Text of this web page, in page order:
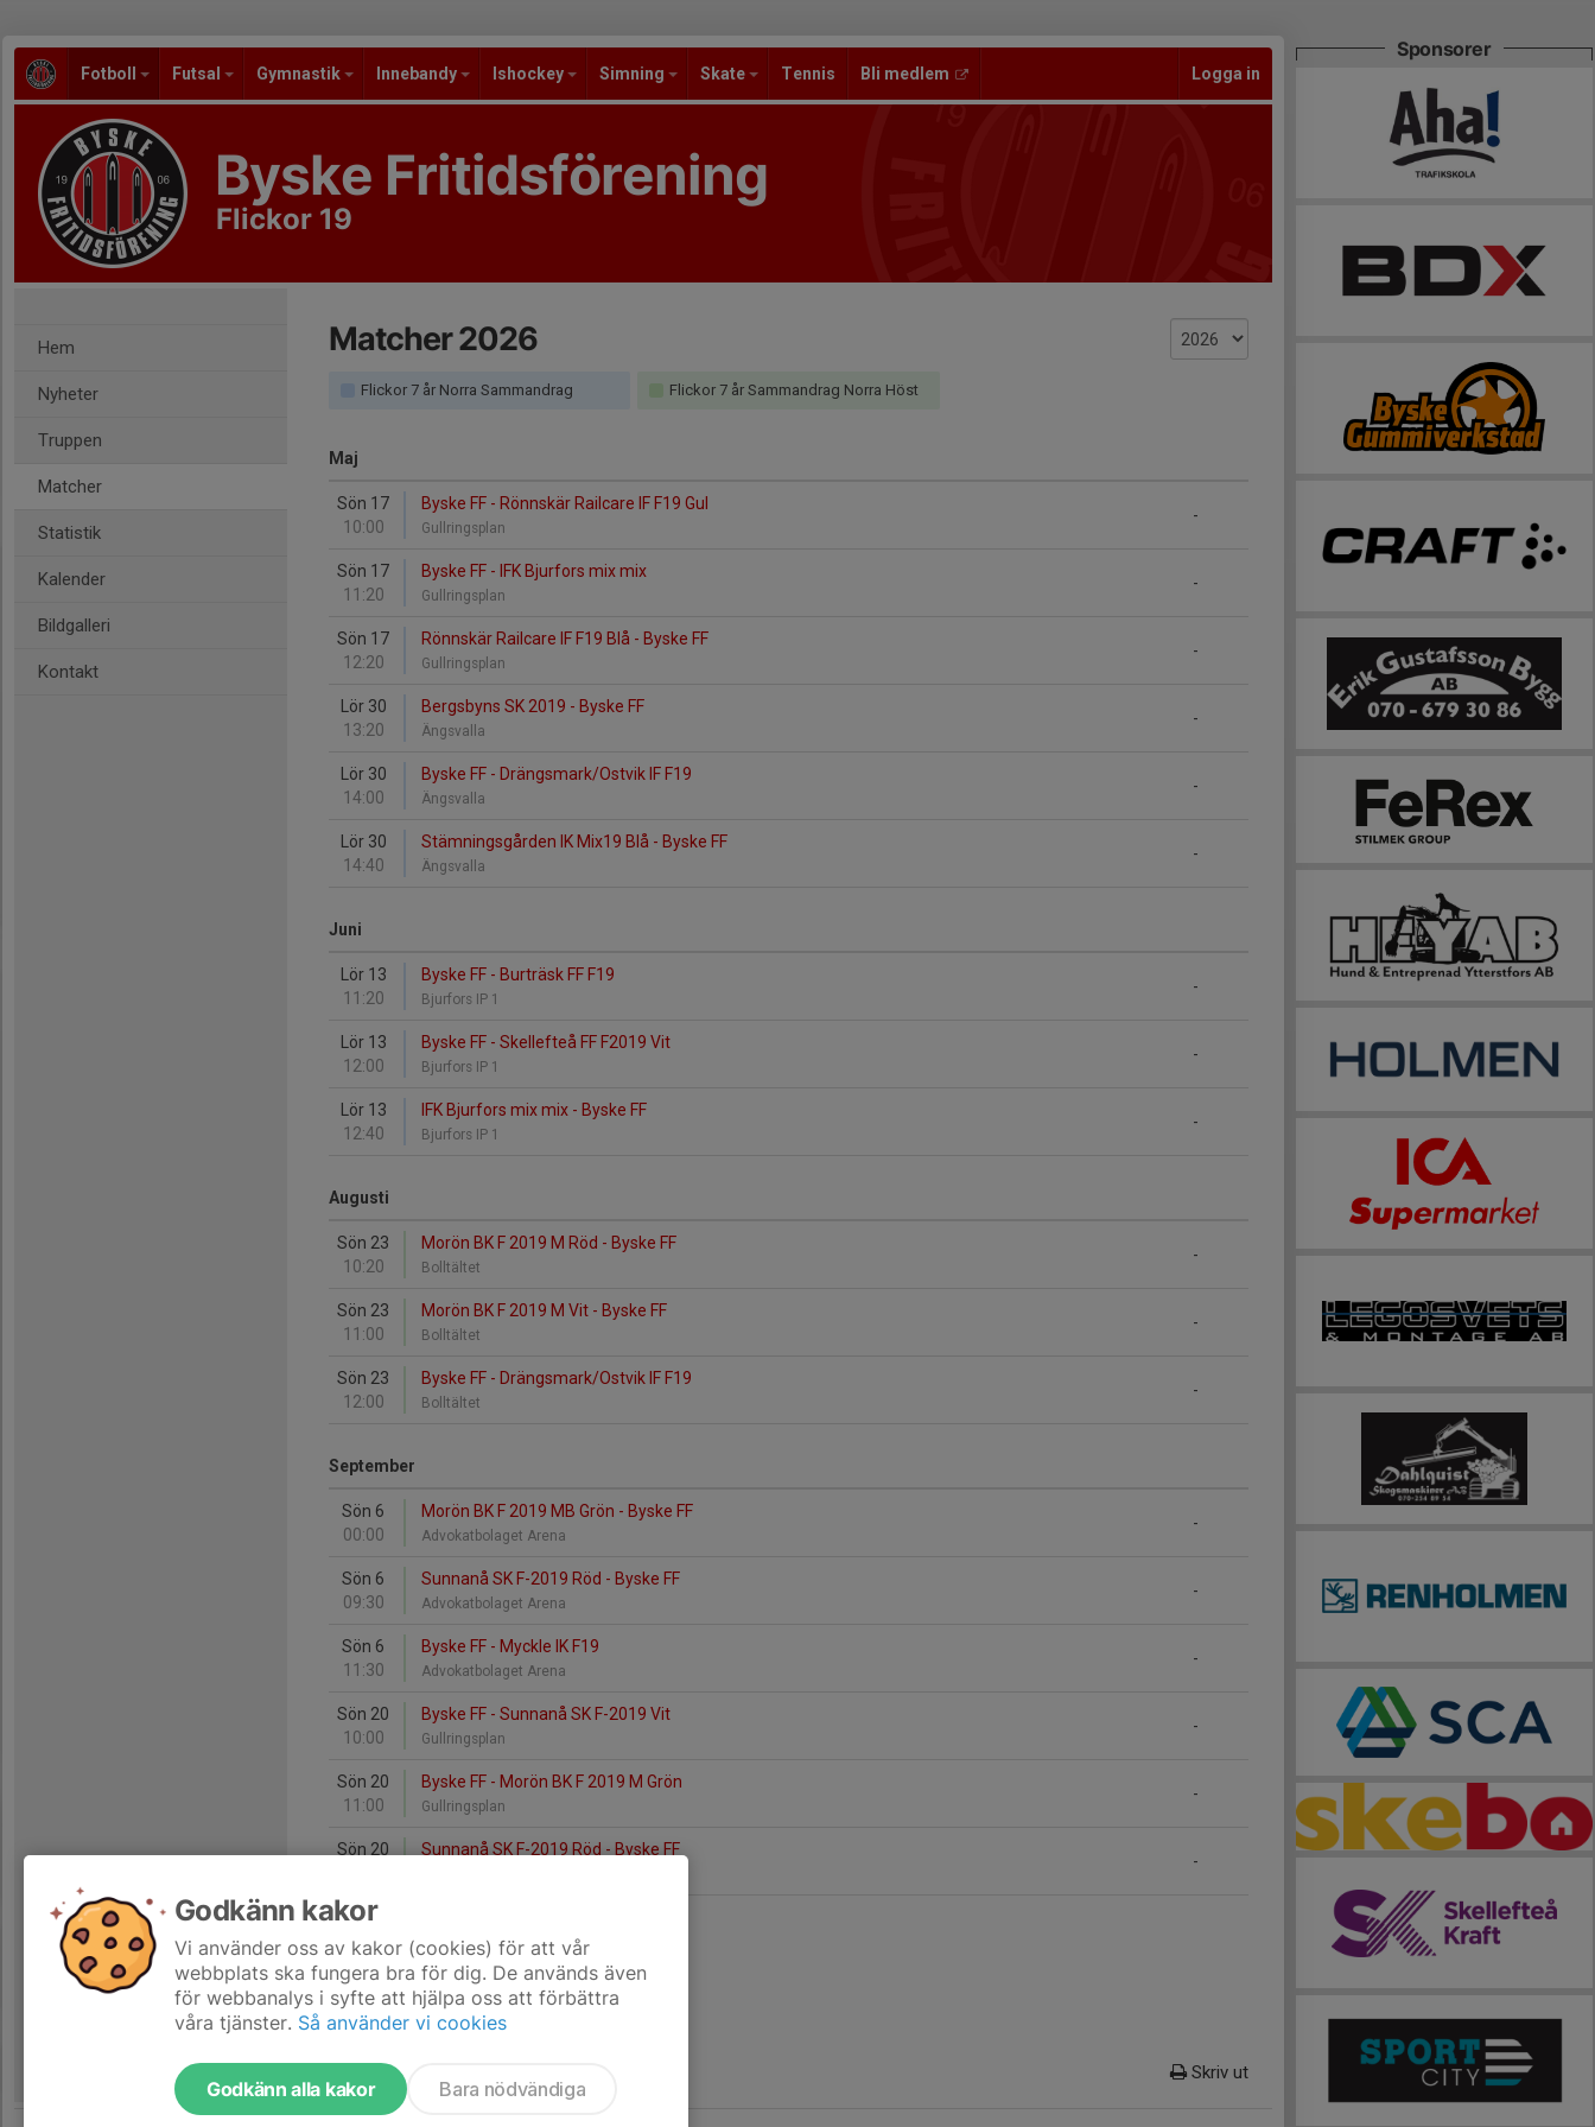
Fotboll Futsal Gymnastik Innebandy Ishockey Simning Skate Tennis Bli medlem Logga in
Byske Fritidsförening
Flickor 19
Hem
Nyheter
Truppen
Matcher
Statistik
Kalender
Bildgalleri
Kontakt
Matcher 2026
Flickor 7 år Norra Sammandrag Flickor 7 år Sammandrag Norra Höst
Maj
Sön 17
10:00
-
Byske FF - Rönnskär Railcare IF F19 Gul
Gullringsplan
Sön 17
11:20
-
Byske FF - IFK Bjurfors mix mix
Gullringsplan
Sön 17
12:20
-
Rönnskär Railcare IF F19 Blå - Byske FF
Gullringsplan
Lör 30
13:20
-
Bergsbyns SK 2019 - Byske FF
Ängsvalla
Lör 30
14:00
-
Byske FF - Drängsmark/Ostvik IF F19
Ängsvalla
Lör 30
14:40
-
Stämningsgården IK Mix19 Blå - Byske FF
Ängsvalla
Juni
Lör 13
11:20
-
Byske FF - Burträsk FF F19
Bjurfors IP 1
Lör 13
12:00
-
Byske FF - Skellefteå FF F2019 Vit
Bjurfors IP 1
Lör 13
12:40
-
IFK Bjurfors mix mix - Byske FF
Bjurfors IP 1
Augusti
Sön 23
10:20
-
Morön BK F 2019 M Röd - Byske FF
Bolltältet
Sön 23
11:00
-
Morön BK F 2019 M Vit - Byske FF
Bolltältet
Sön 23
12:00
-
Byske FF - Drängsmark/Ostvik IF F19
Bolltältet
September
Sön 6
00:00
-
Morön BK F 2019 MB Grön - Byske FF
Advokatbolaget Arena
Sön 6
09:30
-
Sunnanå SK F-2019 Röd - Byske FF
Advokatbolaget Arena
Sön 6
11:30
-
Byske FF - Myckle IK F19
Advokatbolaget Arena
Sön 20
10:00
-
Byske FF - Sunnanå SK F-2019 Vit
Gullringsplan
Sön 20
11:00
-
Byske FF - Morön BK F 2019 M Grön
Gullringsplan
Sön 20
-
Sunnanå SK F-2019 Röd - Byske FF
Skriv ut
Sponsorer
Godkänn kakor
Vi använder oss av kakor (cookies) för att vår
webbplats ska fungera bra för dig. De används även
för webbanalys i syfte att hjälpa oss att förbättra
våra tjänster. Så använder vi cookies
Godkänn alla kakor Bara nödvändiga